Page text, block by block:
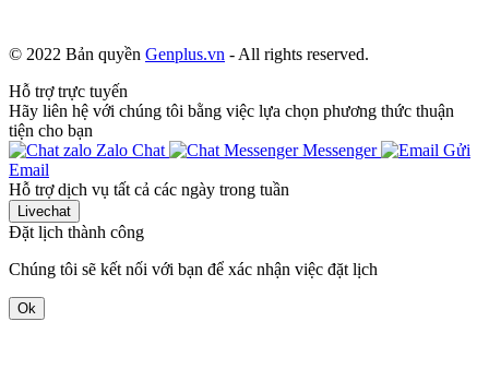
© 2022 Bản quyền Genplus.vn - All rights reserved.
Hỗ trợ trực tuyến
Hãy liên hệ với chúng tôi bằng việc lựa chọn phương thức thuận
tiện cho bạn
Zalo Chat
Messenger
Gửi
Email
Hỗ trợ dịch vụ tất cả các ngày trong tuần
Livechat
Đặt lịch thành công
Chúng tôi sẽ kết nối với bạn để xác nhận việc đặt lịch
Ok